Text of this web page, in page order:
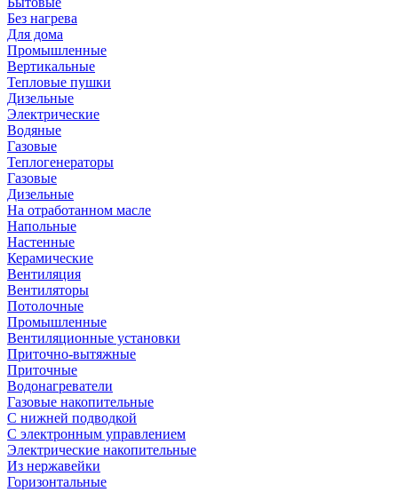
Без нагрева
Для дома
Промышленные
Вертикальные
Тепловые пушки
Дизельные
Электрические
Водяные
Газовые
Теплогенераторы
Газовые
Дизельные
На отработанном масле
Напольные
Настенные
Керамические
Вентиляция
Вентиляторы
Потолочные
Промышленные
Вентиляционные установки
Приточно-вытяжные
Приточные
Водонагреватели
Газовые накопительные
С нижней подводкой
С электронным управлением
Электрические накопительные
Из нержавейки
Горизонтальные